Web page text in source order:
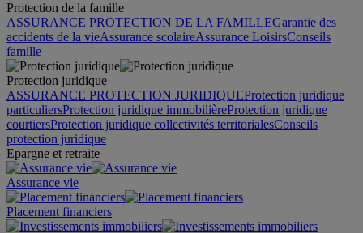
Protection de la famille
ASSURANCE PROTECTION DE LA FAMILLEGarantie des
accidents de la vieAssurance scolaireAssurance LoisirsConseils
famille
Protection juridique
ASSURANCE PROTECTION JURIDIQUEProtection juridique
particuliersProtection juridique immobilièreProtection juridique
courtiersProtection juridique collectivités territorialesConseils
protection juridique
Epargne et retraite
Assurance vie
Placement financiers